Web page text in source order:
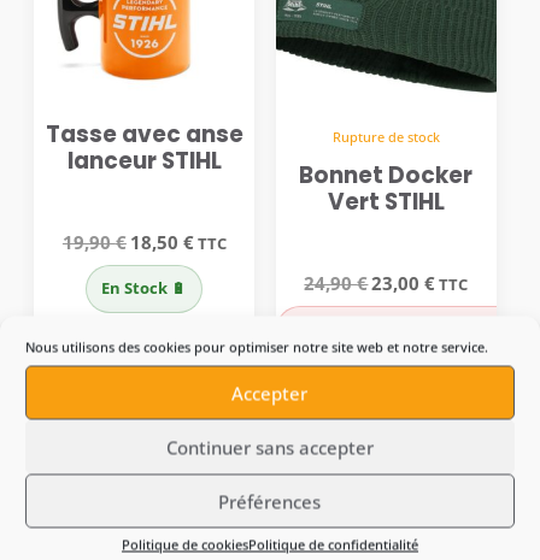
Nous utilisons des cookies pour optimiser notre site web et notre service.
Accepter
Continuer sans accepter
Préférences
Politique de cookiesPolitique de confidentialité
Tasse avec anse
lanceur STIHL
19,90€ Le
prix
initial
était :
19,90 €.
18,50 €Le
actuel
est :
18,50 €.
TTC
En Stock 🔋
Rupture de stock
Bonnet Docker
Vert STIHL
24,90€Le
prix
était :
24,90 €.
23,00€Le
23,00 €.
TTC